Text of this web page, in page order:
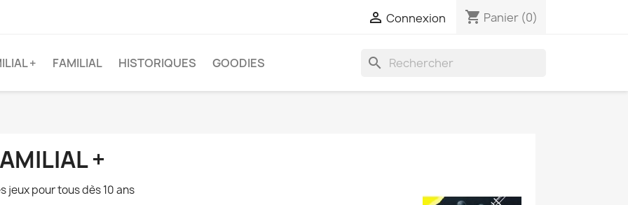
 Connexion shopping_cart Panier (0)
+ FAMILIAL HISTORIQUES GOODIES search
+
jeux pour tous dès 10 ans